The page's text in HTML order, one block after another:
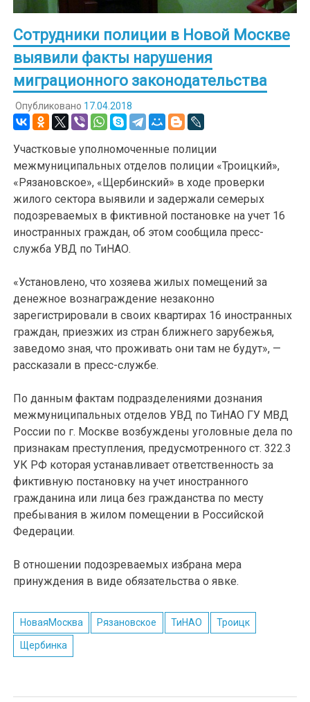
Сотрудники полиции в Новой Москве
выявили факты нарушения
миграционного законодательства
Опубликовано 17.04.2018
Участковые уполномоченные полиции
межмуниципальных отделов полиции «Троицкий»,
«Рязановское», «Щербинский» в ходе проверки
жилого сектора выявили и задержали семерых
подозреваемых в фиктивной постановке на учет 16
иностранных граждан, об этом сообщила пресс-
служба УВД по ТиНАО.
«Установлено, что хозяева жилых помещений за
денежное вознаграждение незаконно
зарегистрировали в своих квартирах 16 иностранных
граждан, приезжих из стран ближнего зарубежья,
заведомо зная, что проживать они там не будут», —
рассказали в пресс-службе.
По данным фактам подразделениями дознания
межмуниципальных отделов УВД по ТиНАО ГУ МВД
России по г. Москве возбуждены уголовные дела по
признакам преступления, предусмотренного ст. 322.3
УК РФ которая устанавливает ответственность за
фиктивную постановку на учет иностранного
гражданина или лица без гражданства по месту
пребывания в жилом помещении в Российской
Федерации.
В отношении подозреваемых избрана мера
принуждения в виде обязательства о явке.
НоваяМосква Рязановское ТиНАО Троицк
Щербинка